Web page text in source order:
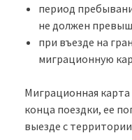
период
не должен
при въезде на
миграционную
Миграционная
конца поездки, ее
выезде с